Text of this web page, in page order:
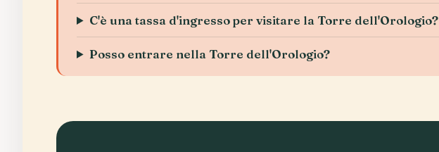
C'è una tassa d'ingresso per visitare la Torre dell'Orologio?
Posso entrare nella Torre dell'Orologio?